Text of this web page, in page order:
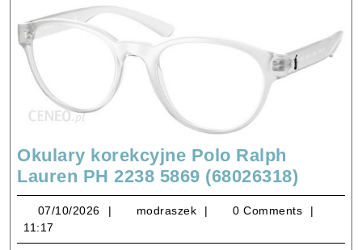
Okulary korekcyjne Polo Ralph
Lauren PH 2238 5869 (68026318)
Polo
Ralph
07/10/2026 07/10/2026
modraszek modraszek
0 Comments
11:17